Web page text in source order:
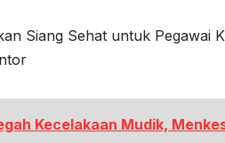
Siang Sehat untuk Pegawai
Kecelakaan Mudik,